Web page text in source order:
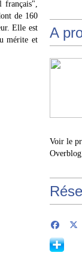
français",
de 160
Elle est
mérite et
A
Voir le
Overblog